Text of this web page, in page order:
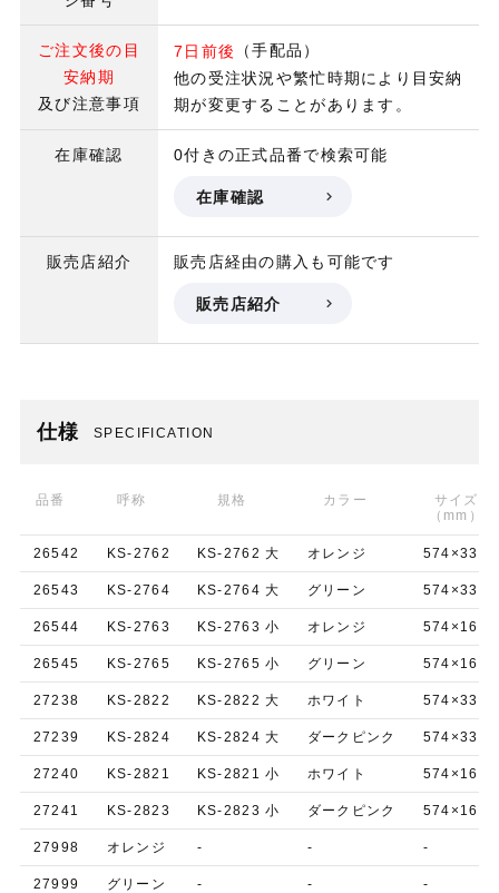
ご注文後の目
安納期
及び注意事項
7日前後
（手配品）
他の受注状況や繁忙時期により目安納
期が変更することがあります。
在庫確認 0付きの正式品番で検索可能
在庫確認
販売店紹介 販売店経由の購入も可能です
販売店紹介
仕様 SPECIFICATION
品番 呼称 規格 カラー
サイズ
（mm）
26542 KS-2762 KS-2762 大 オレンジ
26543 KS-2764 KS-2764 大 グリーン
26544 KS-2763 KS-2763 小 オレンジ
26545 KS-2765 KS-2765 小 グリーン
27238 KS-2822 KS-2822 大 ホワイト
27239 KS-2824 KS-2824 大 ダークピンク
27240 KS-2821 KS-2821 小 ホワイト
27241 KS-2823 KS-2823 小 ダークピンク
27998 オレンジ - - -
27999 グリーン - - -